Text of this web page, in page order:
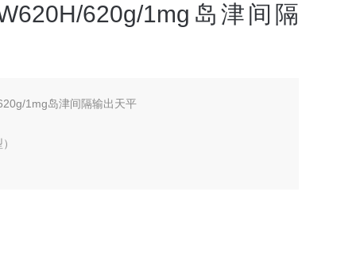
620g/1mg岛津间隔
1mg岛津间隔输出天平